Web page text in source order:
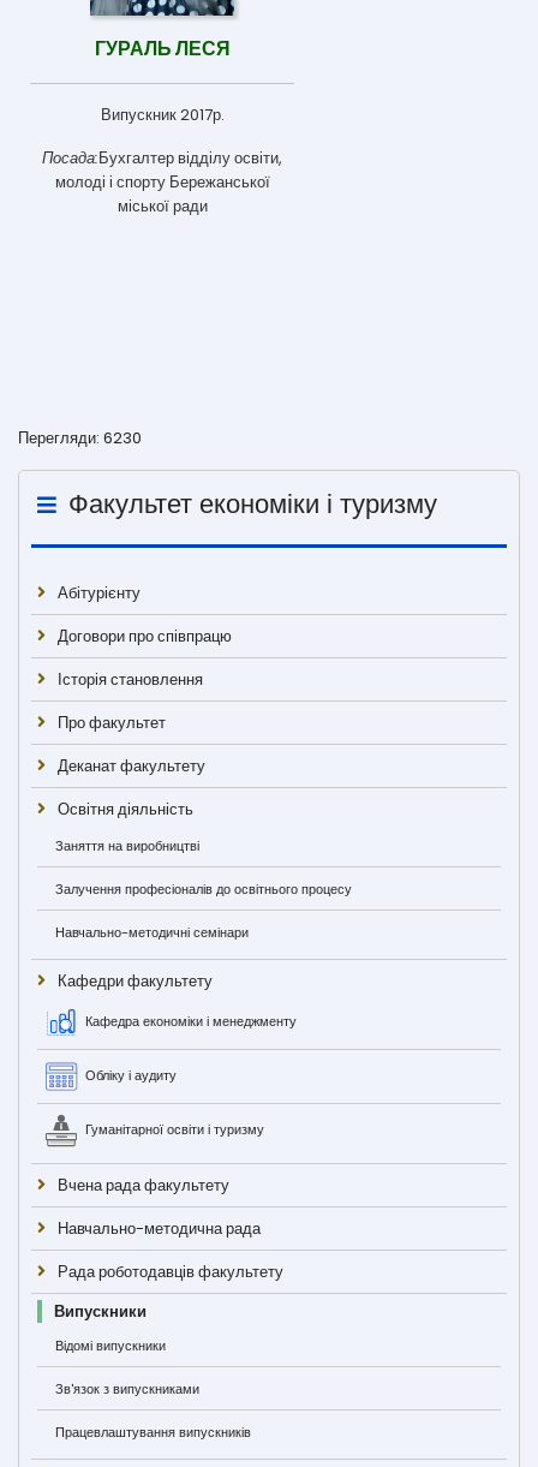
ГУРАЛЬ ЛЕСЯ
Випускник 2017р.
Посада:Бухгалтер відділу освіти,
молоді і спорту Бережанської
міської ради
Перегляди: 6230
Факультет економіки і туризму
Абітурієнту
Договори про співпрацю
Історія становлення
Про факультет
Деканат факультету
Освітня діяльність
Заняття на виробництві
Залучення професіоналів до освітнього процесу
Навчально-методичні семінари
Кафедри факультету
Кафедра економіки і менеджменту
Обліку і аудиту
Гуманітарної освіти і туризму
Вчена рада факультету
Навчально-методична рада
Рада роботодавців факультету
Випускники
Відомі випускники
Зв'язок з випускниками
Працевлаштування випускників